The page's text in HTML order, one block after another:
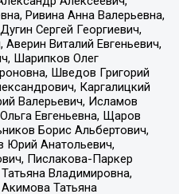
Ривина Анна Валерьевна,
Сергей Георгиевич,
Виталий Евгеньевич,
Шарипков Олег
Шведов Григорий
Каргалицкий
Валерьевич, Исламов
Евгеньевна, Щаров
Борис Альбертович,
Юрий Анатольевич,
Пислакова-Паркер
Владимировна,
Татьяна